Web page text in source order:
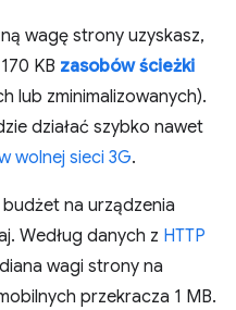
wagę strony uzyskasz,
KB zasobów ścieżki
lub zminimalizowanych).
działać szybko nawet
wolnej sieci 3G.
na urządzenia
Według danych z HTTP
wagi strony na
przekracza 1 MB.